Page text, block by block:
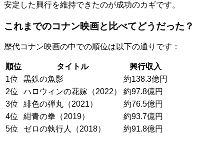
安定した興行を維持できたのが成功のカギです。
これまでのコナン映画と比べてどうだった？
歴代コナン映画の中での順位は以下の通りです：
順位 タイトル
興行収入
1位
黒鉄の魚影
約138.3億円
2位
ハロウィンの花嫁（2022）
約97.8億円
3位
緋色の弾丸（2021）
約76.5億円
4位
紺青の拳（2019）
約93.7億円
5位
ゼロの執行人（2018） 約91.8億円